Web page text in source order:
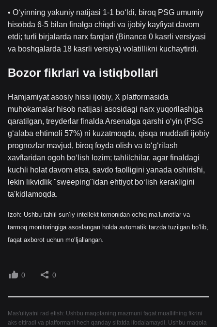
• O‘yinning yakuniy natijasi 1-1 bo‘ldi, biroq PSG umumiy
hisobda 6-5 bilan finalga chiqdi va ijobiy kayfiyat davom
etdi; turli birjalarda narx farqlari (Binance 0 kasrli versiyasi
va boshqalarda 18 kasrli versiya) volatillikni kuchaytirdi.
Bozor fikrlari va istiqbollari
Hamjamiyat asosiy hissi ijobiy, X platformasida
muhokamalar hisob natijasi asosidagi narx yuqorilashiga
qaratilgan, treyderlar finalda Arsenalga qarshi o‘yin (PSG
g‘alaba ehtimoli 57%) ni kuzatmoqda, qisqa muddatli ijobiy
prognozlar mavjud, biroq foyda olish va to‘g‘rilash
xavflaridan ogoh bo‘lish lozim; tahlilchilar, agar finaldagi
kuchli holat davom etsa, savdo faolligini yanada oshirishi,
lekin likvidlik "sweeping"idan ehtiyot bo‘lish kerakligini
ta'kidlamoqda.
Izoh: Ushbu tahlil sun’iy intellekt tomonidan ochiq ma’lumotlar va
tarmoq monitoringiga asoslangan holda avtomatik tarzda tuzilgan bo‘lib,
faqat axborot uchun mo‘ljallangan.
0 0
Mas'uliyatni rad etish: Ushbu maqolaning mazmuni faqat muallifning fikrini
aks ettiradi va platformani hech qanday sifatda ifodalamaydi. Ushbu maqola